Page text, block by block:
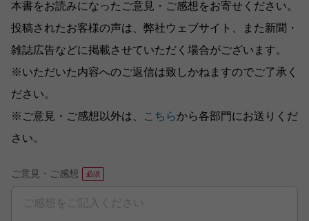
本書をお読みになったご意見・ご感想をお寄せください。
投稿されたお客様の声は、弊社ウェブサイト、また新聞・
雑誌広告などに掲載させていただく場合がございます。
※いただいた内容へのご返信は致しかねますのでご了承く
ださい。
※ご意見・ご感想以外は、
こちらから各部門にお送りくだ
さい。
ご意見・ご感想